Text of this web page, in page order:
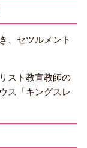
、セツルメント
スト教宣教師の
ス「キングスレ